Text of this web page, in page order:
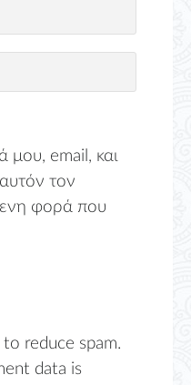
email, και
τον
φορά που
to reduce spam.
data is